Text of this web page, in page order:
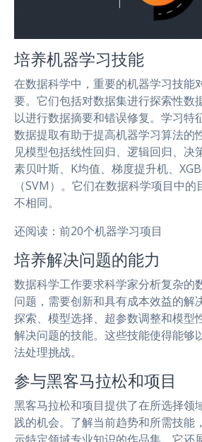
培养机器学习技能
在数据科学中，重要的机器学习技能
要。它们包括对数据集进行探索性数
以进行数据摘要和错误修复。学习特
数据提取有助于提高机器学习算法的
见模型包括线性回归、逻辑回归、决
素贝叶斯、K均值、梯度提升机、
（SVM）。它们在数据科学项目中
不相同。
还阅读：前20个机器学习项目
培养解决问题的能力
数据科学工作要求科学家分析复杂的
问题，需要创新和具有成本效益的解
探索、模型选择、超参数调整和模型
解决问题的技能。这些技能使得能够
法处理挑战。
参与黑客马拉松和项目
黑客马拉松和项目提供了在所选择领
践的机会。了解当前趋势和所需技能